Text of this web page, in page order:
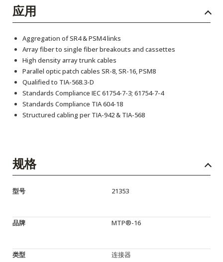
应用
Aggregation of SR4 & PSM4 links
Array fiber to single fiber breakouts and cassettes
High density array trunk cables
Parallel optic patch cables SR-8, SR-16, PSM8
Qualified to TIA-568.3-D
Standards Compliance IEC 61754-7-3; 61754-7-4
Standards Compliance TIA 604-18
Structured cabling per TIA-942 & TIA-568
规格
型号 21353
品牌 MTP®-16
类型 连接器